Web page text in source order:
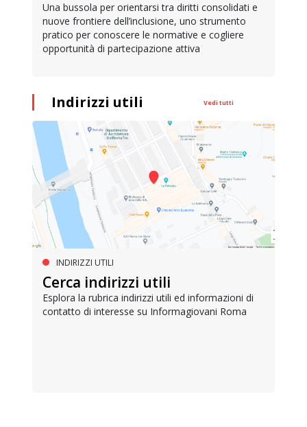
Una bussola per orientarsi tra diritti consolidati e
nuove frontiere dell’inclusione, uno strumento
pratico per conoscere le normative e cogliere
opportunità di partecipazione attiva
Indirizzi utili Vedi tutti
INDIRIZZI UTILI
Cerca indirizzi utili
Esplora la rubrica indirizzi utili ed informazioni di
contatto di interesse su Informagiovani Roma